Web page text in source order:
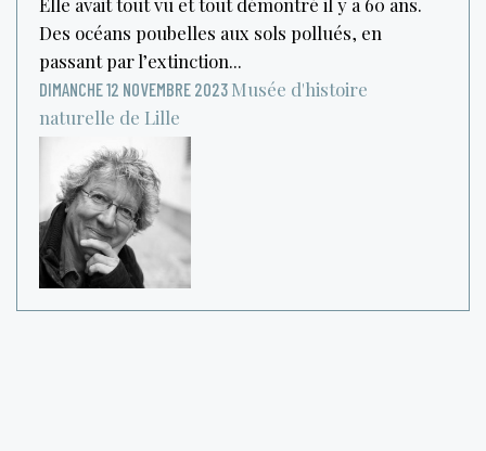
Des océans poubelles aux sols pollués, en
passant par l’extinction...
DIMANCHE 12 NOVEMBRE 2023 Musée d'histoire
naturelle de Lille